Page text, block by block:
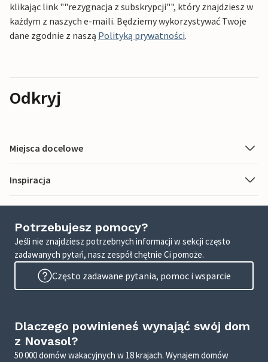
klikając link ""rezygnacja z subskrypcji"", który znajdziesz w
każdym z naszych e-maili. Będziemy wykorzystywać Twoje
dane zgodnie z naszą Polityką prywatności.
Odkryj
Miejsca docelowe
Inspiracja
Potrzebujesz pomocy?
Jeśli nie znajdziesz potrzebnych informacji w sekcji często
zadawanych pytań, nasz zespół chętnie Ci pomoże.
Często zadawane pytania, pomoc i wsparcie
Dlaczego powinieneś wynająć swój dom
z Novasol?
50 000 domów wakacyjnych w 18 krajach. Wynajem domów